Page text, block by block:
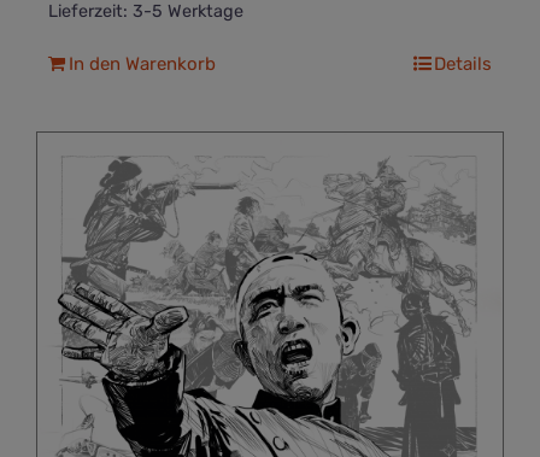
Lieferzeit: 3-5 Werktage
In den Warenkorb Details